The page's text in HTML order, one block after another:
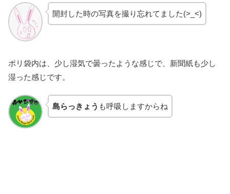
開封した時の写真を撮り忘れてました(>_<)
ポリ袋内は、少し湿気で曇ったような感じで、新聞紙も少し
湿った感じです。
島らっきょう も呼吸しますからね